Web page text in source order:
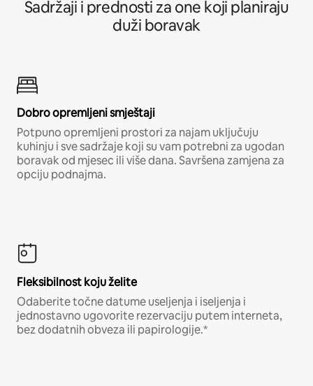
Sadržaji i prednosti za one koji planiraju
duži boravak
Dobro opremljeni smještaji
Potpuno opremljeni prostori za najam uključuju
kuhinju i sve sadržaje koji su vam potrebni za ugodan
boravak od mjesec ili više dana. Savršena zamjena za
opciju podnajma.
Fleksibilnost koju želite
Odaberite točne datume useljenja i iseljenja i
jednostavno ugovorite rezervaciju putem interneta,
bez dodatnih obveza ili papirologije.*